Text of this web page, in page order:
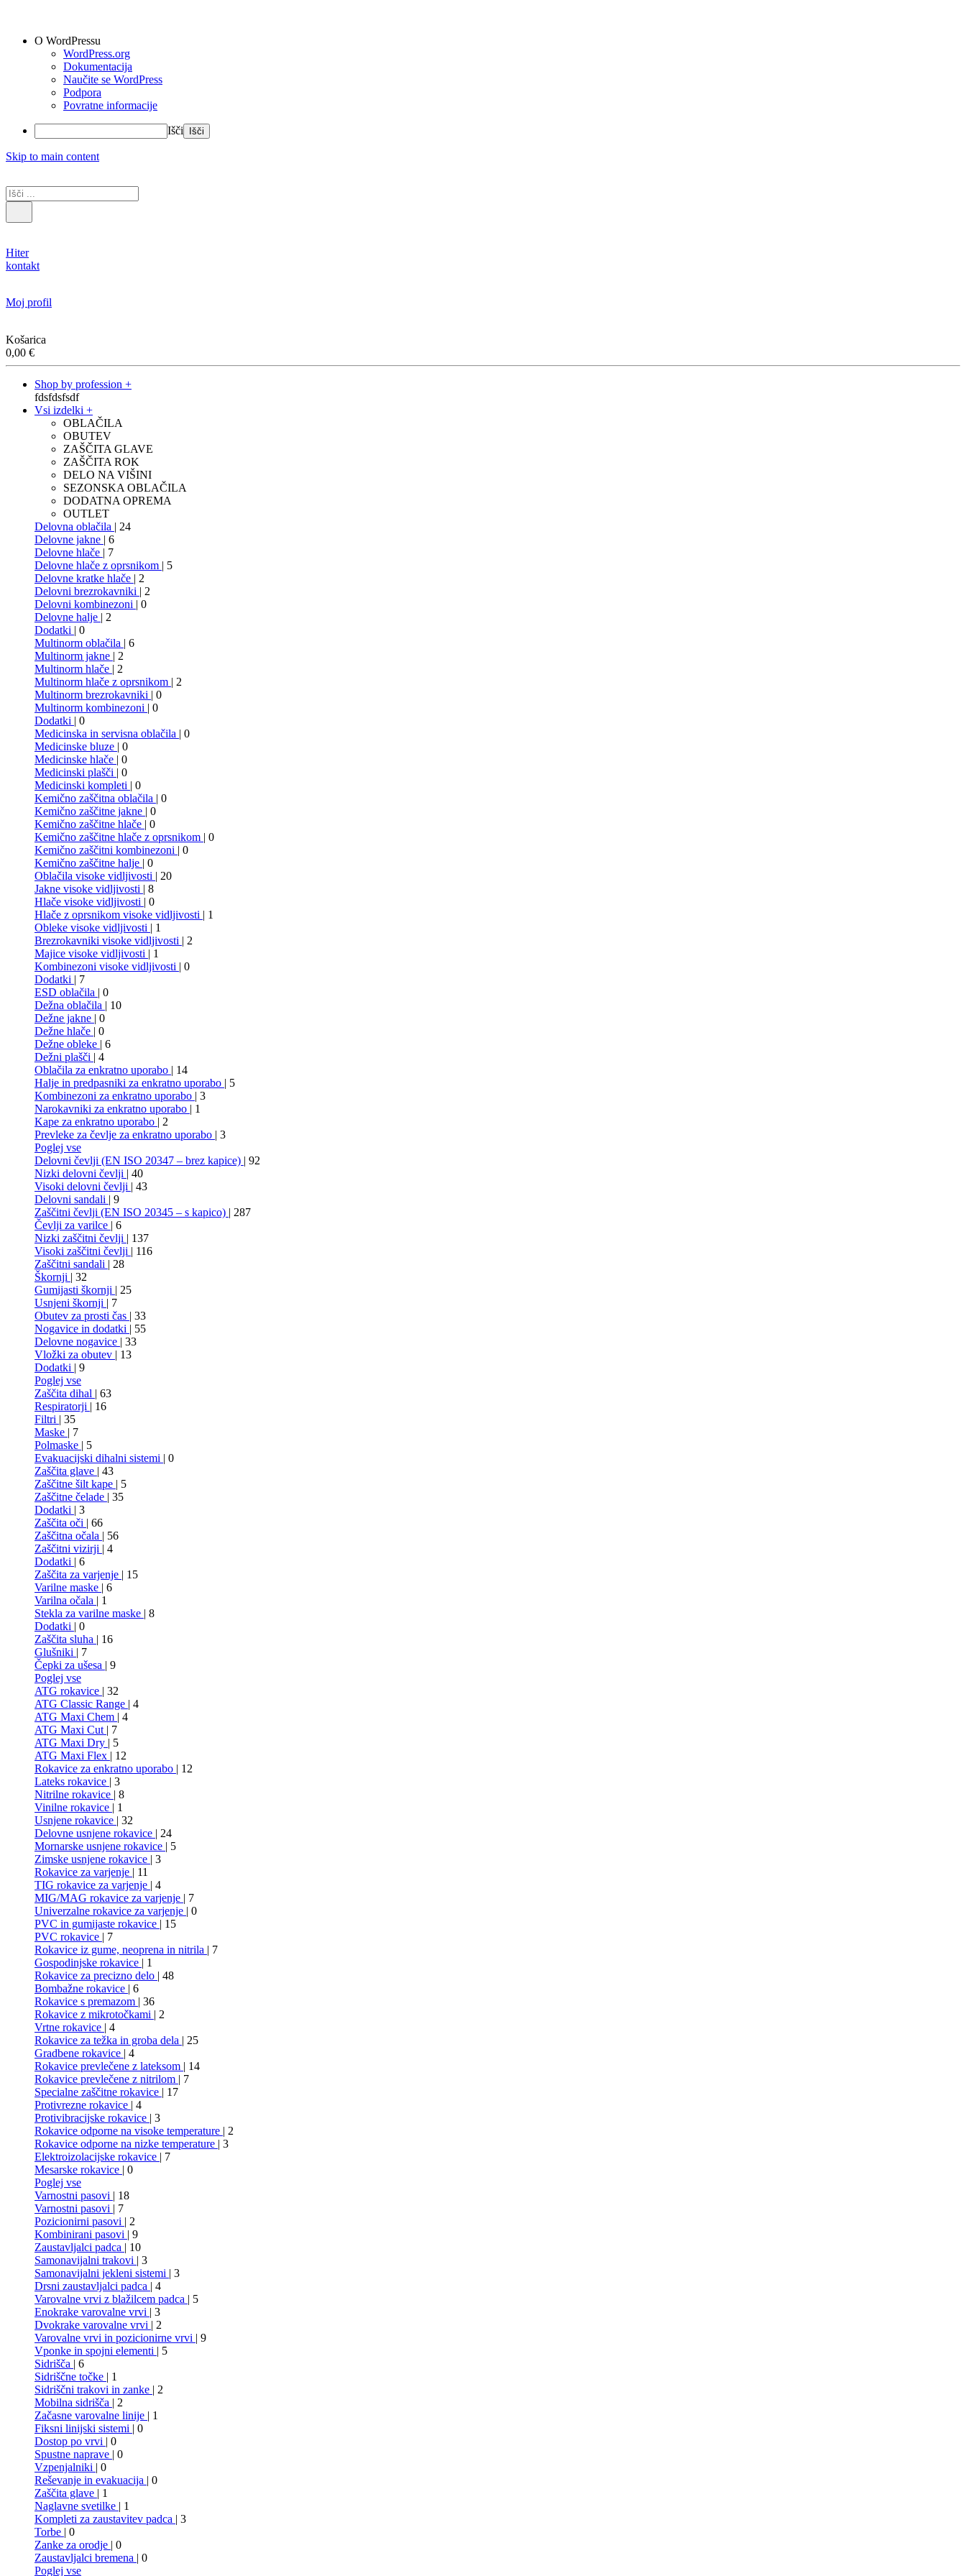
O WordPressu
WordPress.org
Dokumentacija
Naučite se WordPress
Podpora
Povratne informacije
Išči
Skip to main content
Hiter
kontakt
Moj profil
Košarica
0,00 €
Shop by profession +
fdsfdsfsdf
Vsi izdelki +
OBLAČILA
OBUTEV
ZAŠČITA GLAVE
ZAŠČITA ROK
DELO NA VIŠINI
SEZONSKA OBLAČILA
DODATNA OPREMA
OUTLET
Delovna oblačila | 24
Delovne jakne | 6
Delovne hlače | 7
Delovne hlače z oprsnikom | 5
Delovne kratke hlače | 2
Delovni brezrokavniki | 2
Delovni kombinezoni | 0
Delovne halje | 2
Dodatki | 0
Multinorm oblačila | 6
Multinorm jakne | 2
Multinorm hlače | 2
Multinorm hlače z oprsnikom | 2
Multinorm brezrokavniki | 0
Multinorm kombinezoni | 0
Dodatki | 0
Medicinska in servisna oblačila | 0
Medicinske bluze | 0
Medicinske hlače | 0
Medicinski plašči | 0
Medicinski kompleti | 0
Kemično zaščitna oblačila | 0
Kemično zaščitne jakne | 0
Kemično zaščitne hlače | 0
Kemično zaščitne hlače z oprsnikom | 0
Kemično zaščitni kombinezoni | 0
Kemično zaščitne halje | 0
Oblačila visoke vidljivosti | 20
Jakne visoke vidljivosti | 8
Hlače visoke vidljivosti | 0
Hlače z oprsnikom visoke vidljivosti | 1
Obleke visoke vidljivosti | 1
Brezrokavniki visoke vidljivosti | 2
Majice visoke vidljivosti | 1
Kombinezoni visoke vidljivosti | 0
Dodatki | 7
ESD oblačila | 0
Dežna oblačila | 10
Dežne jakne | 0
Dežne hlače | 0
Dežne obleke | 6
Dežni plašči | 4
Oblačila za enkratno uporabo | 14
Halje in predpasniki za enkratno uporabo | 5
Kombinezoni za enkratno uporabo | 3
Narokavniki za enkratno uporabo | 1
Kape za enkratno uporabo | 2
Prevleke za čevlje za enkratno uporabo | 3
Poglej vse
Delovni čevlji (EN ISO 20347 – brez kapice) | 92
Nizki delovni čevlji | 40
Visoki delovni čevlji | 43
Delovni sandali | 9
Zaščitni čevlji (EN ISO 20345 – s kapico) | 287
Čevlji za varilce | 6
Nizki zaščitni čevlji | 137
Visoki zaščitni čevlji | 116
Zaščitni sandali | 28
Škornji | 32
Gumijasti škornji | 25
Usnjeni škornji | 7
Obutev za prosti čas | 33
Nogavice in dodatki | 55
Delovne nogavice | 33
Vložki za obutev | 13
Dodatki | 9
Poglej vse
Zaščita dihal | 63
Respiratorji | 16
Filtri | 35
Maske | 7
Polmaske | 5
Evakuacijski dihalni sistemi | 0
Zaščita glave | 43
Zaščitne šilt kape | 5
Zaščitne čelade | 35
Dodatki | 3
Zaščita oči | 66
Zaščitna očala | 56
Zaščitni vizirji | 4
Dodatki | 6
Zaščita za varjenje | 15
Varilne maske | 6
Varilna očala | 1
Stekla za varilne maske | 8
Dodatki | 0
Zaščita sluha | 16
Glušniki | 7
Čepki za ušesa | 9
Poglej vse
ATG rokavice | 32
ATG Classic Range | 4
ATG Maxi Chem | 4
ATG Maxi Cut | 7
ATG Maxi Dry | 5
ATG Maxi Flex | 12
Rokavice za enkratno uporabo | 12
Lateks rokavice | 3
Nitrilne rokavice | 8
Vinilne rokavice | 1
Usnjene rokavice | 32
Delovne usnjene rokavice | 24
Mornarske usnjene rokavice | 5
Zimske usnjene rokavice | 3
Rokavice za varjenje | 11
TIG rokavice za varjenje | 4
MIG/MAG rokavice za varjenje | 7
Univerzalne rokavice za varjenje | 0
PVC in gumijaste rokavice | 15
PVC rokavice | 7
Rokavice iz gume, neoprena in nitrila | 7
Gospodinjske rokavice | 1
Rokavice za precizno delo | 48
Bombažne rokavice | 6
Rokavice s premazom | 36
Rokavice z mikrotočkami | 2
Vrtne rokavice | 4
Rokavice za težka in groba dela | 25
Gradbene rokavice | 4
Rokavice prevlečene z lateksom | 14
Rokavice prevlečene z nitrilom | 7
Specialne zaščitne rokavice | 17
Protivrezne rokavice | 4
Protivibracijske rokavice | 3
Rokavice odporne na visoke temperature | 2
Rokavice odporne na nizke temperature | 3
Elektroizolacijske rokavice | 7
Mesarske rokavice | 0
Poglej vse
Varnostni pasovi | 18
Varnostni pasovi | 7
Pozicionirni pasovi | 2
Kombinirani pasovi | 9
Zaustavljalci padca | 10
Samonavijalni trakovi | 3
Samonavijalni jekleni sistemi | 3
Drsni zaustavljalci padca | 4
Varovalne vrvi z blažilcem padca | 5
Enokrake varovalne vrvi | 3
Dvokrake varovalne vrvi | 2
Varovalne vrvi in pozicionirne vrvi | 9
Vponke in spojni elementi | 5
Sidrišča | 6
Sidriščne točke | 1
Sidriščni trakovi in zanke | 2
Mobilna sidrišča | 2
Začasne varovalne linije | 1
Fiksni linijski sistemi | 0
Dostop po vrvi | 0
Spustne naprave | 0
Vzpenjalniki | 0
Reševanje in evakuacija | 0
Zaščita glave | 1
Naglavne svetilke | 1
Kompleti za zaustavitev padca | 3
Torbe | 0
Zanke za orodje | 0
Zaustavljalci bremena | 0
Poglej vse